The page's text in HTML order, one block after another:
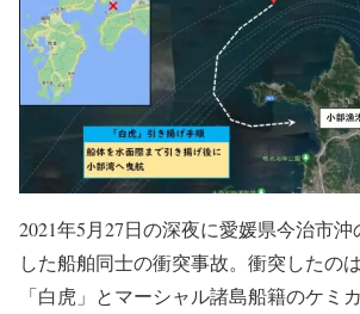
2021年5月27日の深夜に愛媛県今治市
した船舶同士の衝突事故。衝突したの
「白虎」とマーシャル諸島船籍のケミ